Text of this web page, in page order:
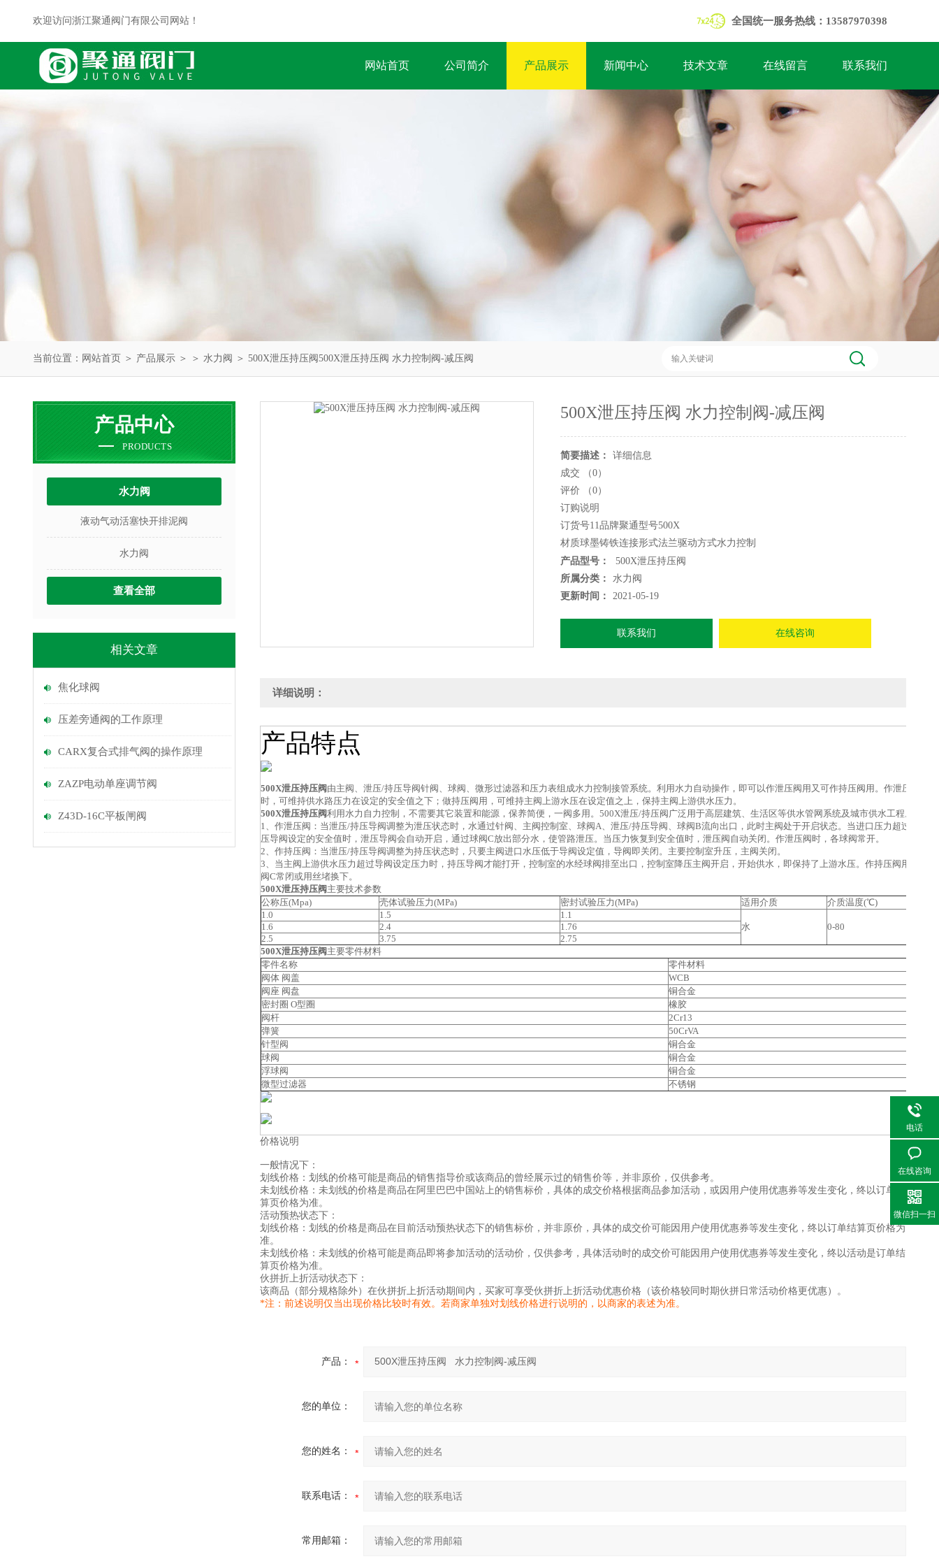
欢迎访问浙江聚通阀门有限公司网站！ 全国统一服务热线：13587970398
网站首页 公司简介 产品展示 新闻中心 技术文章 在线留言 联系我们
当前位置： 网站首页 ＞ 产品展示 ＞ ＞ 水力阀 ＞ 500X泄压持压阀500X泄压持压阀 水力控制阀-减压阀
产品中心
PRODUCTS
水力阀
液动气动活塞快开排泥阀
水力阀
查看全部
相关文章
焦化球阀
压差旁通阀的工作原理
CARX复合式排气阀的操作原理
ZAZP电动单座调节阀
Z43D-16C平板闸阀
500X泄压持压阀 水力控制阀-减压阀
简要描述：
详细信息
成交 （0）
评价 （0）
订购说明
订货号11品牌聚通型号500X
材质球墨铸铁连接形式法兰驱动方式水力控制
流动方向单向公称通径DN50-1200零部件及配件阀体
外形中型标准国标压力环境常压
产品型号：
500X泄压持压阀
所属分类：
水力阀
更新时间：
2021-05-19
联系我们 在线咨询
详细说明：
产品特点
500X泄压持压阀 由主阀、泄压/持压导阀针阀、球阀、微形过滤器和压力表组成水力控制接管系统。利用水力自动操作，即可以作泄压阀用又可作持压阀用。作泄压阀用
时，可维持供水路压力在设定的安全值之下；做持压阀用，可维持主阀上游水压在设定值之上，保持主阀上游供水压力。
500X泄压持压阀利用水力自力控制，不需要其它装置和能源，保养简便，一阀多用。500X泄压/持压阀广泛用于高层建筑、生活区等供水管网系统及城市供水工程。
1、作泄压阀：当泄压/持压导阀调整为泄压状态时，水通过针阀、主阀控制室、球阀A、泄压/持压导阀、球阀B流向出口，此时主阀处于开启状态。当进口压力超过泄压/
压导阀设定的安全值时，泄压导阀会自动开启，通过球阀C放出部分水，使管路泄压。当压力恢复到安全值时，泄压阀自动关闭。作泄压阀时，各球阀常开。
2、作持压阀：当泄压/持压导阀调整为持压状态时，只要主阀进口水压低于导阀设定值，导阀即关闭。主要控制室升压，主阀关闭。
3、当主阀上游供水压力超过导阀设定压力时，持压导阀才能打开，控制室的水经球阀排至出口，控制室降压主阀开启，开始供水，即保持了上游水压。作持压阀用时，球
阀C常闭或用丝堵换下。
500X泄压持压阀 主要技术参数
公称压(Mpa)
壳体试验压力(MPa) 密封试验压力(MPa) 适用介质
介质温度(℃)
1.0
1.5
1.1
水
0-80
1.6 2.4
1.76
2.5
3.75
2.75
500X泄压持压阀 主要零件材料
零件名称
零件材料
阀体 阀盖
WCB
阀座 阀盘
铜合金
密封圈 O型圈
橡胶
阀杆
2Cr13
弹簧
50CrVA
针型阀
铜合金
球阀
铜合金
浮球阀
铜合金
微型过滤器
不锈钢
价格说明
一般情况下：
划线价格：划线的价格可能是商品的销售指导价或该商品的曾经展示过的销售价等，并非原价，仅供参考。
未划线价格：未划线的价格是商品在阿里巴巴中国站上的销售标价，具体的成交价格根据商品参加活动，或因用户使用优惠券等发生变化，终以订单结
算页价格为准。
活动预热状态下：
划线价格：划线的价格是商品在目前活动预热状态下的销售标价，并非原价，具体的成交价可能因用户使用优惠券等发生变化，终以订单结算页价格为
准。
未划线价格：未划线的价格可能是商品即将参加活动的活动价，仅供参考，具体活动时的成交价可能因用户使用优惠券等发生变化，终以活动是订单结
算页价格为准。
伙拼折上折活动状态下：
该商品（部分规格除外）在伙拼折上折活动期间内，买家可享受伙拼折上折活动优惠价格（该价格较同时期伙拼日常活动价格更优惠）。
*注：前述说明仅当出现价格比较时有效。若商家单独对划线价格进行说明的，以商家的表述为准。
产品：
您的单位：
您的姓名：
联系电话：
常用邮箱：
电话
在线咨询
微信扫一扫